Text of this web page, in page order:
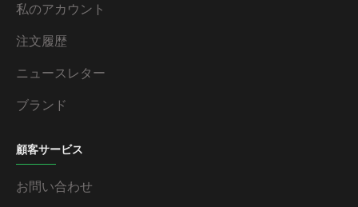
私のアカウント
注文履歴
ニュースレター
ブランド
顧客サービス
お問い合わせ